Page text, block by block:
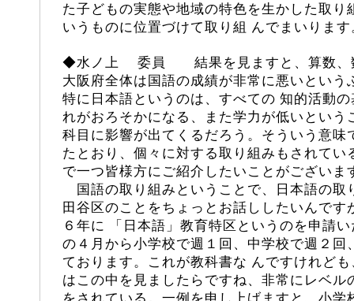
た子どもの実態や地域の特色を生かした取り
いうものに位置づけて取り組 んでまいりま
◆水ノ上 委員 結果を見ますと、算数、
大阪府全体は国語の成績が非常に悪いという
特に日本語というのは、すべての 知的活動
れがおろそかになる、また学力が低いという
科目に影響が出てくるだろう。そういう意味
たとおり、個々に対する取り組みもされてい
で一つ皆様方にご紹介したいことがございま
国語の取り組みということで、日本語の取
田谷区のことをちょっとお話ししたいんです
６年に 「日本語」教育特区というのを申請
の４月から小学校で週１回、中学校で週２回
ております。これが教科書な んですけれど
はこの中を見ましたらですね、非常にレベル